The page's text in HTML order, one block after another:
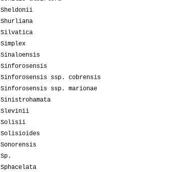
Sheldonii
Shurliana
Silvatica
Simplex
Sinaloensis
Sinforosensis
Sinforosensis ssp. cobrensis
Sinforosensis ssp. marionae
Sinistrohamata
Slevinii
Solisii
Solisioides
Sonorensis
Sp.
Sphacelata